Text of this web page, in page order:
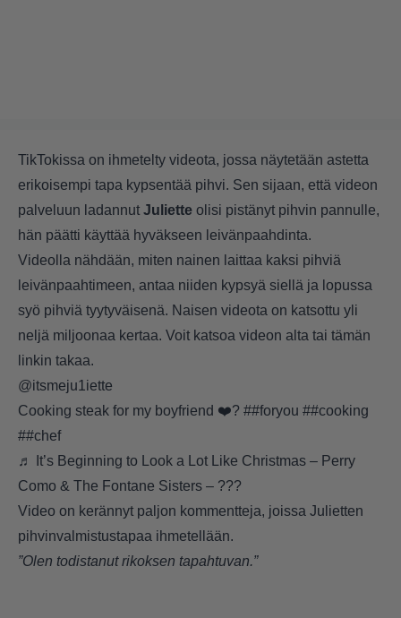
TikTokissa on ihmetelty videota, jossa näytetään astetta
erikoisempi tapa kypsentää pihvi. Sen sijaan, että videon
palveluun ladannutJuliette olisi pistänyt pihvin pannulle,
hän päätti käyttää hyväkseen leivänpaahdinta.
Videolla nähdään, miten nainen laittaa kaksi pihviä
leivänpaahtimeen, antaa niiden kypsyä siellä ja lopussa
syö pihviä tyytyväisenä. Naisen videota on katsottu yli
neljä miljoonaa kertaa. Voit katsoa videon alta tai tämän
linkin takaa.
@itsmeju1iette
Cooking steak for my boyfriend ❤️? ##foryou ##cooking
##chef
♬ It’s Beginning to Look a Lot Like Christmas – Perry
Como & The Fontane Sisters – ???
Video on kerännyt paljon kommentteja, joissa Julietten
pihvinvalmistustapaa ihmetellään.
”Olen todistanut rikoksen tapahtuvan.”